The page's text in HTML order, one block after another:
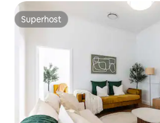
Superhost
Superhost